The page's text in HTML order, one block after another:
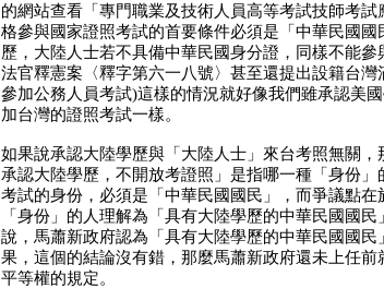
的網站查看「專門職業及技術人員高等考試技師考
格參與國家證照考試的首要條件必須是「中華民國
歷，大陸人士若不具備中華民國身分證，同樣不能
法官釋憲案〈釋字第六一八號〉甚至還提出設籍台
參加公務人員考試)這樣的情況就好像我們雖承認美
加台灣的證照考試一樣。
如果說承認大陸學歷與「大陸人士」來台考照無關
承認大陸學歷，不開放考證照」是指哪一種「身份
考試的身份，必須是「中華民國國民」，而爭議點
「身份」的人理解為「具有大陸學歷的中華民國國
說，馬蕭新政府認為「具有大陸學歷的中華民國國
果，這個的結論沒有錯，那麼馬蕭新政府還未上任
平等權的規定。